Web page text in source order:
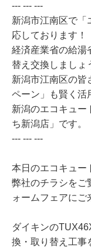
--- --- ---
新潟市江南区で「
応しております！
経済産業省の給湯
替え交換しましょ
新潟市江南区の皆
ペーン」も賢く活
新潟のエコキュー
ち新潟店」です。
--- --- ---
本日のエコキュー
弊社のチラシをご
ォームフェアにご
ダイキンの
換・取り替え工事